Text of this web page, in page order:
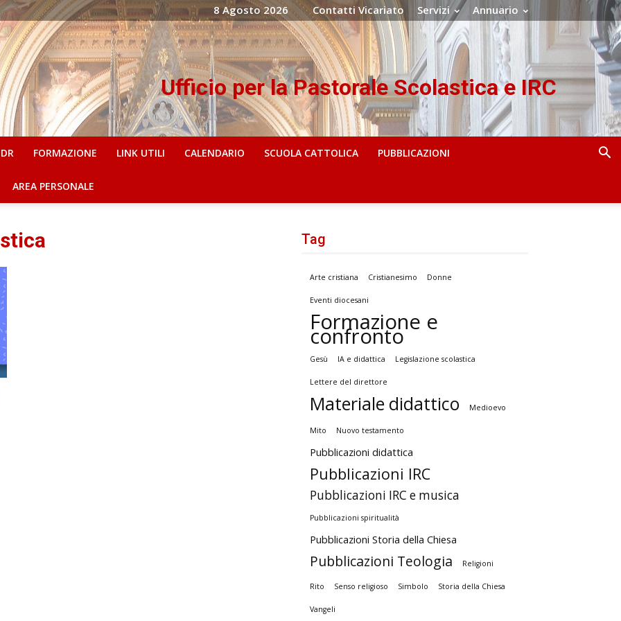
8 Agosto 2026 Contatti Vicariato Servizi Annuario
Ufficio per la Pastorale Scolastica e IRC
FORMAZIONE LINK UTILI CALENDARIO SCUOLA CATTOLICA PUBBLICAZIONI
AREA PERSONALE
Tag
Arte cristiana Cristianesimo Donne
Eventi diocesani
Formazione e
confronto
Gesù IA e didattica Legislazione scolastica
Lettere del direttore
Materiale didattico Medioevo
Mito Nuovo testamento
Pubblicazioni didattica
Pubblicazioni IRC
Pubblicazioni IRC e musica
Pubblicazioni spiritualità
Pubblicazioni Storia della Chiesa
Pubblicazioni Teologia Religioni
Rito Senso religioso Simbolo Storia della Chiesa
Vangeli